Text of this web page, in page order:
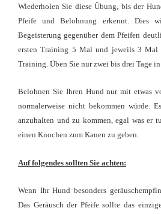
Wiederholen Sie diese Übung, bis der
Pfeife und Belohnung erkennt. Dies
Begeisterung gegenüber dem Pfeifen
ersten Training 5 Mal und jeweils 3 Mal
Training. Üben Sie nur zwei bis drei Tage in
Belohnen Sie Ihren Hund nur mit etwas
normalerweise nicht bekommen würde.
anzuhalten und zu kommen, egal was er
einen Knochen zum Kauen zu geben.
Auf folgendes sollten Sie achten:
Wenn Ihr Hund besonders
Das Geräusch der Pfeife sollte das